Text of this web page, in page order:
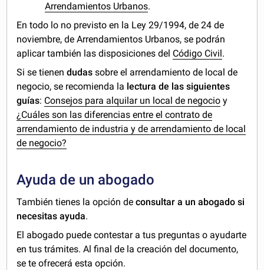
Arrendamientos Urbanos.
En todo lo no previsto en la Ley 29/1994, de 24 de
noviembre, de Arrendamientos Urbanos, se podrán
aplicar también las disposiciones del Código Civil.
Si se tienendudas sobre el arrendamiento de local de
negocio, se recomienda la lectura de las siguientes
guías: Consejos para alquilar un local de negocio y
¿Cuáles son las diferencias entre el contrato de
arrendamiento de industria y de arrendamiento de local
de negocio?
Ayuda de un abogado
También tienes la opción deconsultar a un abogado si
necesitas ayuda.
El abogado puede contestar a tus preguntas o ayudarte
en tus trámites. Al final de la creación del documento,
se te ofrecerá esta opción.